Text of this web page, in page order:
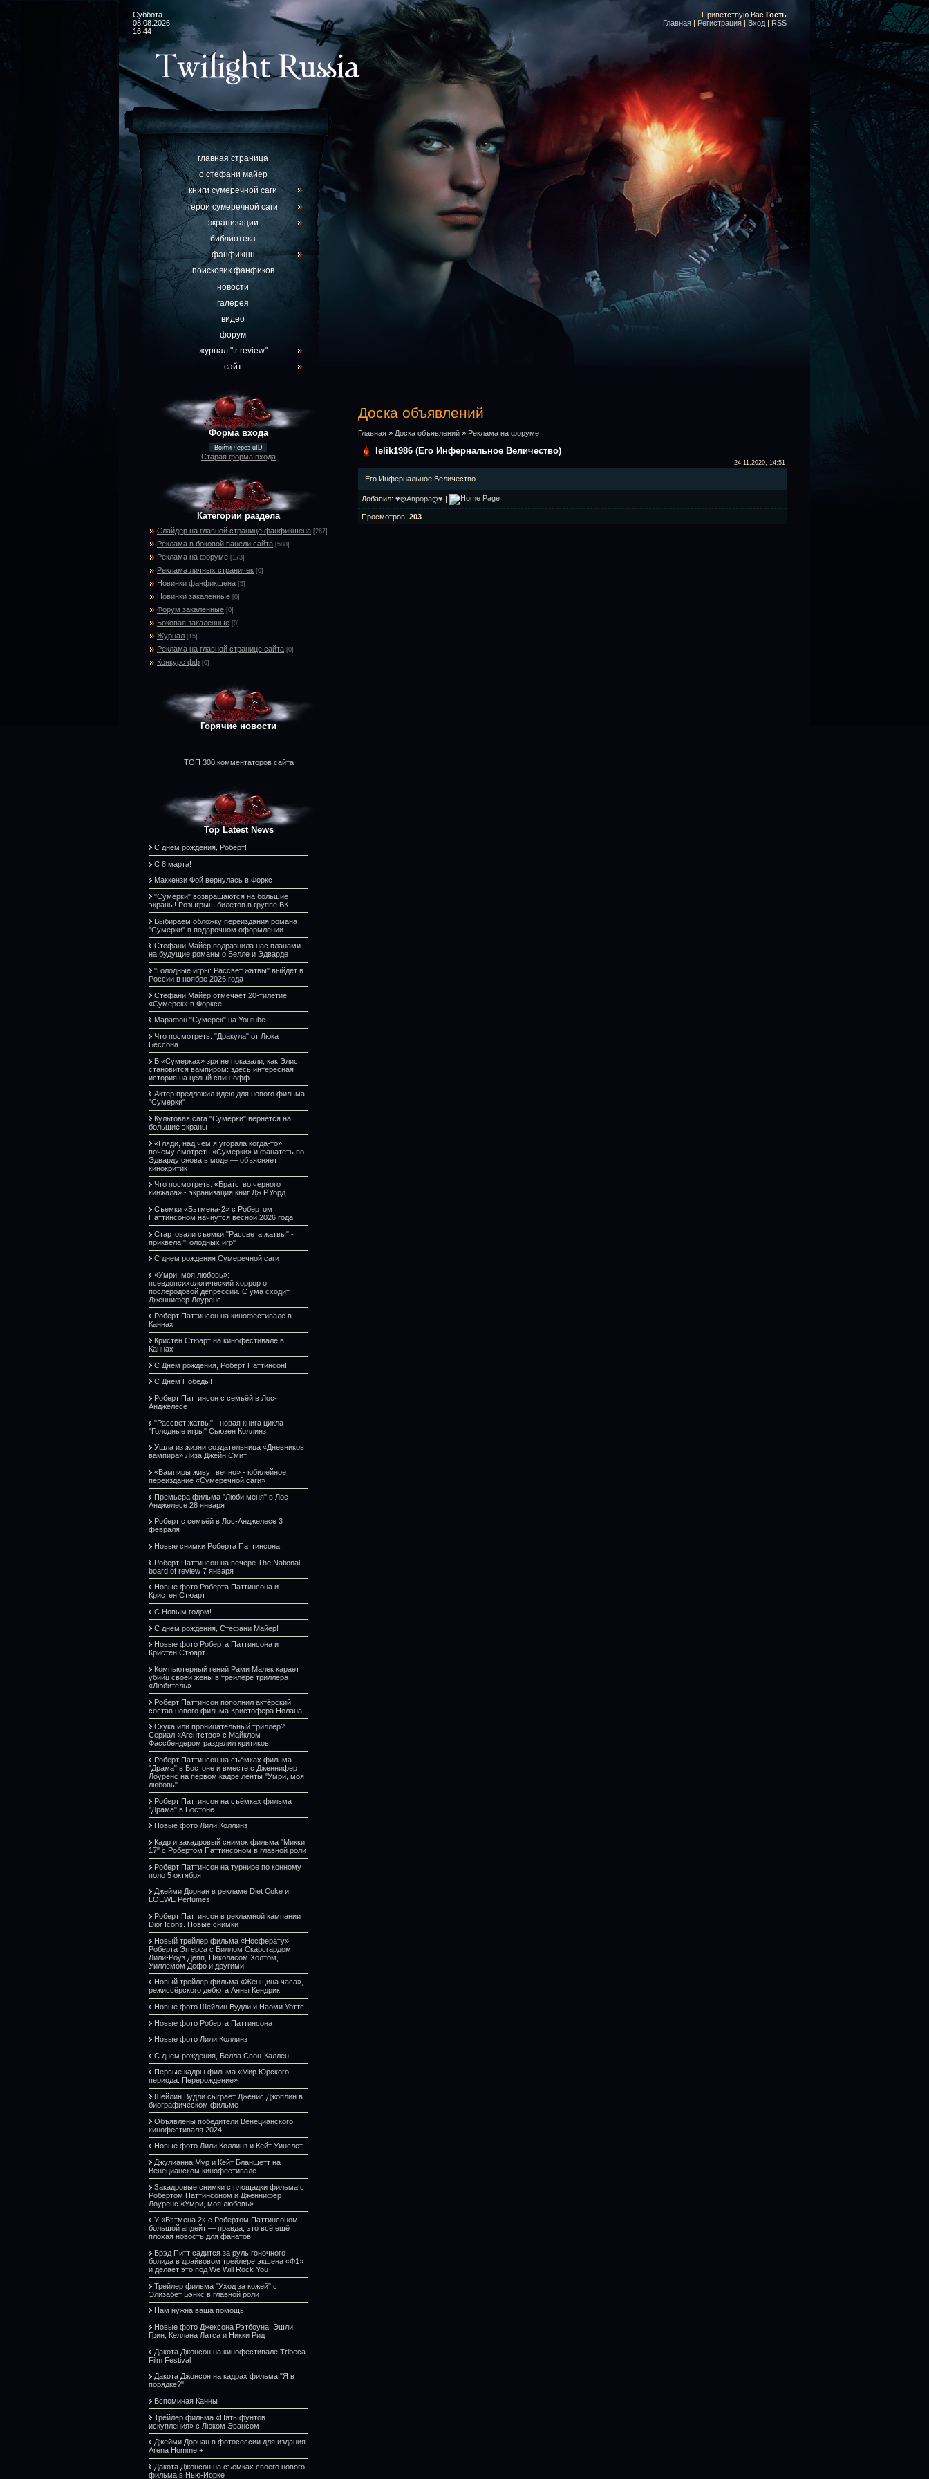
Суббота
08.08.2026
16:44
Приветствую Вас Гость
Главная | Регистрация | Вход | RSS
главная страница
о стефани майер
книги сумеречной саги
герои сумеречной саги
экранизации
библиотека
фанфикшн
поисковик фанфиков
новости
галерея
видео
форум
журнал "tr review"
сайт
Форма входа
Войти через uID
Старая форма входа
Категории раздела
Слайдер на главной странице фанфикшена [267]
Реклама в боковой панели сайта [588]
Реклама на форуме [173]
Реклама личных страничек [0]
Новинки фанфикшена [5]
Новинки закаленные [0]
Форум закаленные [0]
Боковая закаленные [0]
Журнал [15]
Реклама на главной странице сайта [0]
Конкурс фф [0]
Горячие новости
ТОП 300 комментаторов сайта
Top Latest News
С днем рождения, Роберт!
С 8 марта!
Маккензи Фой вернулась в Форкс
"Сумерки" возвращаются на большие
экраны! Розыгрыш билетов в группе ВК
Выбираем обложку переиздания романа
"Сумерки" в подарочном оформлении
Стефани Майер подразнила нас планами
на будущие романы о Белле и Эдварде
"Голодные игры: Рассвет жатвы" выйдет в
России в ноябре 2026 года
Стефани Майер отмечает 20-тилетие
«Сумерек» в Форксе!
Марафон "Сумерек" на Youtube
Что посмотреть: "Дракула" от Люка
Бессона
В «Сумерках» зря не показали, как Элис
становится вампиром: здесь интересная
история на целый спин-офф
Актер предложил идею для нового фильма
"Сумерки"
Культовая сага "Сумерки" вернется на
большие экраны
«Гляди, над чем я угорала когда-то»:
почему смотреть «Сумерки» и фанатеть по
Эдварду снова в моде — объясняет
кинокритик
Что посмотреть: «Братство черного
кинжала» - экранизация книг Дж.Р.Уорд
Съемки «Бэтмена-2» с Робертом
Паттинсоном начнутся весной 2026 года
Стартовали съемки "Рассвета жатвы" -
приквела "Голодных игр"
С днем рождения Сумеречной саги
«Умри, моя любовь»:
псевдопсихологический хоррор о
послеродовой депрессии. С ума сходит
Дженнифер Лоуренс
Роберт Паттинсон на кинофестивале в
Каннах
Кристен Стюарт на кинофестивале в
Каннах
С Днем рождения, Роберт Паттинсон!
С Днем Победы!
Роберт Паттинсон с семьёй в Лос-
Анджелесе
"Рассвет жатвы" - новая книга цикла
"Голодные игры" Сьюзен Коллинз
Ушла из жизни создательница «Дневников
вампира» Лиза Джейн Смит
«Вампиры живут вечно» - юбилейное
переиздание «Сумеречной саги»
Премьера фильма "Люби меня" в Лос-
Анджелесе 28 января
Роберт с семьёй в Лос-Анджелесе 3
февраля
Новые снимки Роберта Паттинсона
Роберт Паттинсон на вечере The National
board of review 7 января
Новые фото Роберта Паттинсона и
Кристен Стюарт
С Новым годом!
С днем рождения, Стефани Майер!
Новые фото Роберта Паттинсона и
Кристен Стюарт
Компьютерный гений Рами Малек карает
убийц своей жены в трейлере триллера
«Любитель»
Роберт Паттинсон пополнил актёрский
состав нового фильма Кристофера Нолана
Скука или проницательный триллер?
Сериал «Агентство» с Майклом
Фассбендером разделил критиков
Роберт Паттинсон на съёмках фильма
"Драма" в Бостоне и вместе с Дженнифер
Лоуренс на первом кадре ленты "Умри, моя
любовь"
Роберт Паттинсон на съёмках фильма
"Драма" в Бостоне
Новые фото Лили Коллинз
Кадр и закадровый снимок фильма "Микки
17" с Робертом Паттинсоном в главной роли
Роберт Паттинсон на турнире по конному
поло 5 октября
Джейми Дорнан в рекламе Diet Coke и
LOEWE Perfumes
Роберт Паттинсон в рекламной кампании
Dior Icons. Новые снимки
Новый трейлер фильма «Носферату»
Роберта Эггерса с Биллом Скарсгардом,
Лили-Роуз Депп, Николасом Холтом,
Уиллемом Дефо и другими
Новый трейлер фильма «Женщина часа»,
режиссёрского дебюта Анны Кендрик
Новые фото Шейлин Вудли и Наоми Уоттс
Новые фото Роберта Паттинсона
Новые фото Лили Коллинз
С днем рождения, Белла Свон-Каллен!
Первые кадры фильма «Мир Юрского
периода: Перерождение»
Шейлин Вудли сыграет Дженис Джоплин в
биографическом фильме
Объявлены победители Венецианского
кинофестиваля 2024
Новые фото Лили Коллинз и Кейт Уинслет
Джулианна Мур и Кейт Бланшетт на
Венецианском кинофестивале
Закадровые снимки с площадки фильма с
Робертом Паттинсоном и Дженнифер
Лоуренс «Умри, моя любовь»
У «Бэтмена 2» с Робертом Паттинсоном
большой апдейт — правда, это всё ещё
плохая новость для фанатов
Брэд Питт садится за руль гоночного
болида в драйвовом трейлере экшена «Ф1»
и делает это под We Will Rock You
Трейлер фильма "Уход за кожей" с
Элизабет Бэнкс в главной роли
Нам нужна ваша помощь
Новые фото Джексона Рэтбоуна, Эшли
Грин, Келлана Латса и Никки Рид
Дакота Джонсон на кинофестивале Tribeca
Film Festival
Дакота Джонсон на кадрах фильма "Я в
порядке?"
Вспоминая Канны
Трейлер фильма «Пять фунтов
искупления» с Люком Эвансом
Джейми Дорнан в фотосессии для издания
Arena Homme +
Дакота Джонсон на съёмках своего нового
фильма в Нью-Йорке
Доска объявлений
Главная » Доска объявлений » Реклама на форуме
lelik1986 (Его Инфернальное Величество)
24.11.2020, 14:51
Его Инфернальное Величество
Добавил: ♥ღАврораღ♥ |
Просмотров: 203